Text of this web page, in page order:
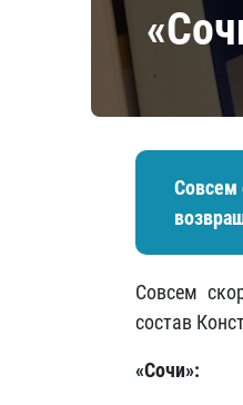
Совсем
Совсем
состав
«Сочи»: